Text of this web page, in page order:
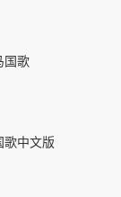
国歌
歌中文版